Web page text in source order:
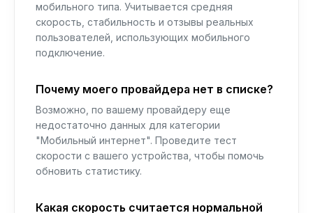
мобильного типа. Учитывается средняя
скорость, стабильность и отзывы реальных
пользователей, использующих мобильного
подключение.
Почему моего провайдера нет в списке?
Возможно, по вашему провайдеру еще
недостаточно данных для категории
"Мобильный интернет". Проведите тест
скорости с вашего устройства, чтобы помочь
обновить статистику.
Какая скорость считается нормальной